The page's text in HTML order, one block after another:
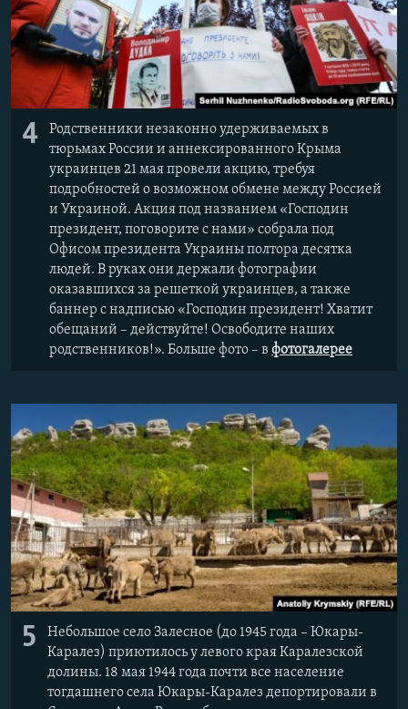
4
Родственники незаконно удерживаемых в
тюрьмах России и аннексированного Крыма
украинцев 21 мая провели акцию, требуя
подробностей о возможном обмене между Россией
и Украиной. Акция под названием «Господин
президент, поговорите с нами» собрала под
Офисом президента Украины полтора десятка
людей. В руках они держали фотографии
оказавшихся за решеткой украинцев, а также
баннер с надписью «Господин президент! Хватит
обещаний – действуйте! Освободите наших
родственников!». Больше фото – в фотогалерее
5
Небольшое село Залесное (до 1945 года – Юкары-
Каралез) приютилось у левого края Каралезской
долины. 18 мая 1944 года почти все население
тогдашнего села Юкары-Каралез депортировали в